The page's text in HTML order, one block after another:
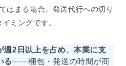
はまる場合、発送代行への切り
ミングです。
週2日以上を占め、本業に支
る——梱包・発送の時間が商